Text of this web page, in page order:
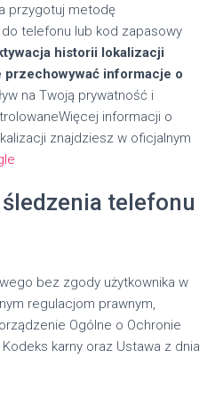
przygotuj metodę
telefonu lub kod zapasowy
historii lokalizacji
przechowywać informacje o
na Twoją prywatność i
informacji o
znajdziesz w oficjalnym
telefonu
bez zgody użytkownika w
regulacjom prawnym,
Ogólne o Ochronie
karny oraz Ustawa z dnia